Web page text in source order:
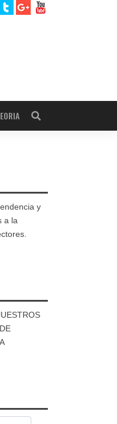
y
a la